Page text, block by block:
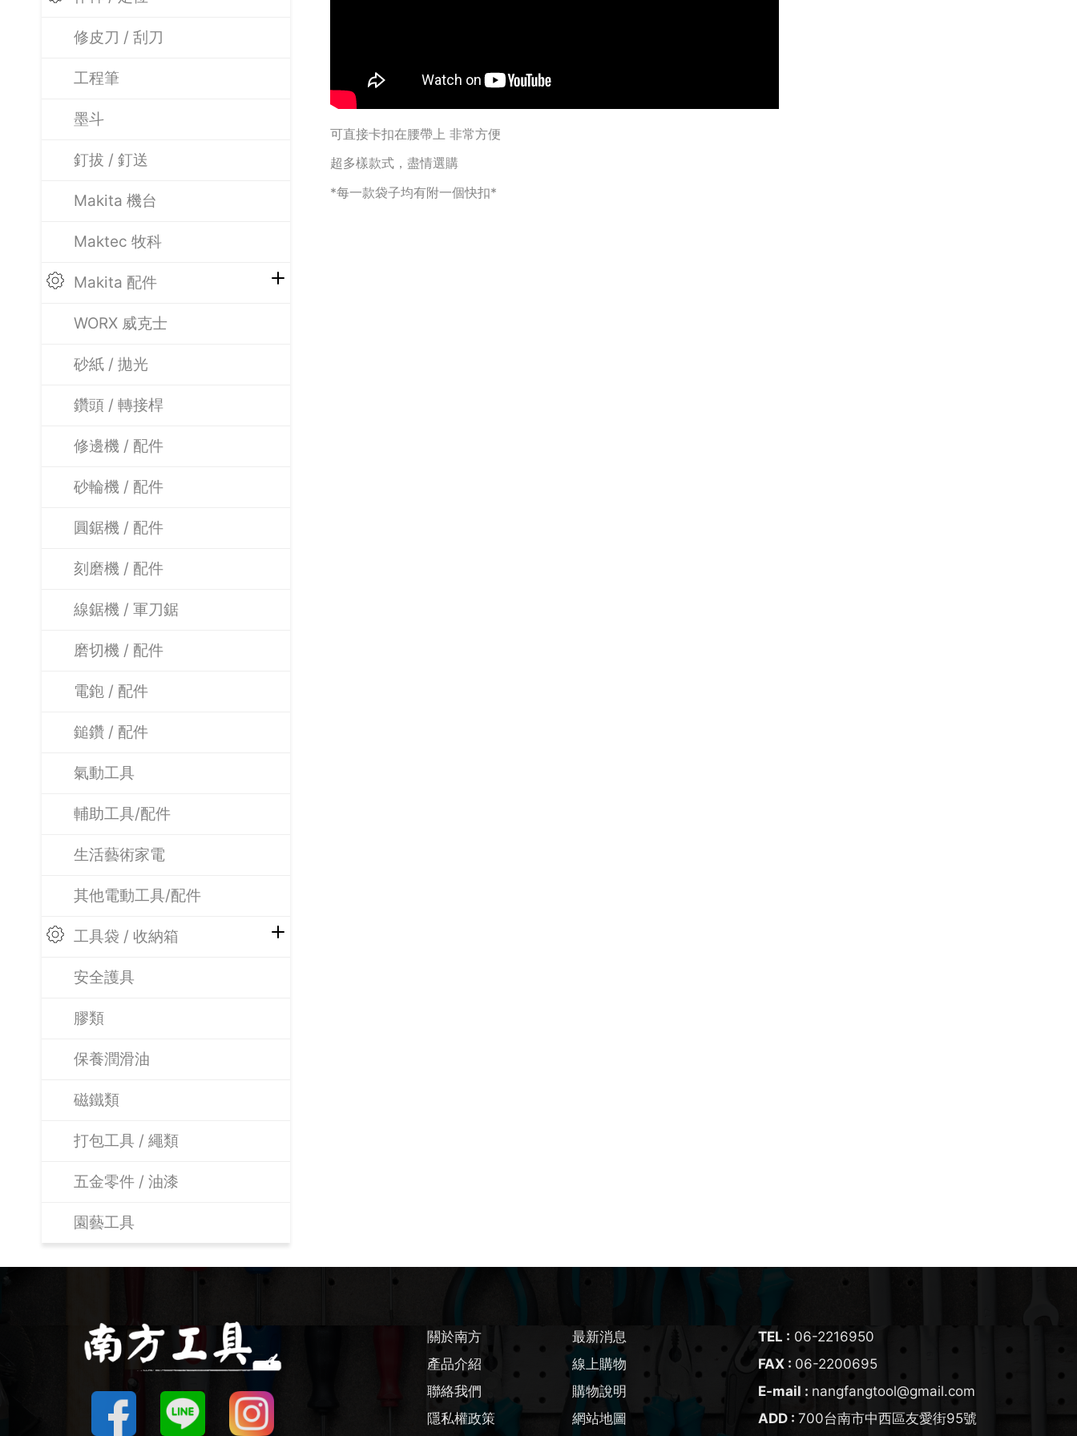
修皮刀 / 刮刀
工程筆
墨斗
釘拔 / 釘送
Makita 機台
Maktec 牧科
Makita 配件
WORX 威克士
砂紙 / 拋光
鑽頭 / 轉接桿
修邊機 / 配件
砂輪機 / 配件
圓鋸機 / 配件
刻磨機 / 配件
線鋸機 / 軍刀鋸
磨切機 / 配件
電鉋 / 配件
鎚鑽 / 配件
氣動工具
輔助工具/配件
生活藝術家電
其他電動工具/配件
工具袋 / 收納箱
安全護具
膠類
保養潤滑油
磁鐵類
打包工具 / 繩類
五金零件 / 油漆
園藝工具
可直接卡扣在腰帶上 非常方便
超多樣款式，盡情選購
*每一款袋子均有附一個快扣*
關於南方
最新消息
產品介紹
線上購物
聯絡我們
購物說明
隱私權政策
網站地圖
TEL : 06-2216950
FAX : 06-2200695
E-mail : nangfangtool@gmail.com
ADD : 700台南市中西區友愛街95號